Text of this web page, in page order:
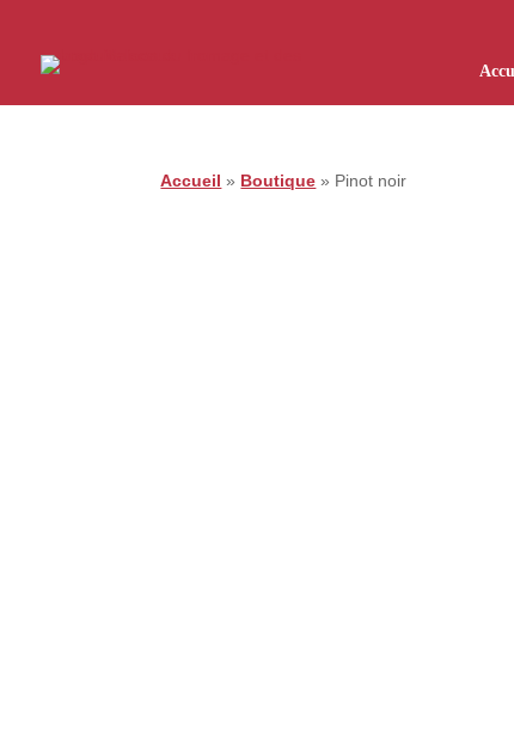
Accueil » Boutique » Pinot noir